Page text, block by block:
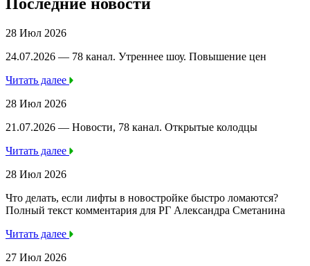
28 Июл 2026
24.07.2026 — 78 канал. Утреннее шоу. Повышение цен
Читать далее
28 Июл 2026
21.07.2026 — Новости, 78 канал. Открытые колодцы
Читать далее
28 Июл 2026
Что делать, если лифты в новостройке быстро ломаются?
Полный текст комментария для РГ Александра Сметанина
Читать далее
27 Июл 2026